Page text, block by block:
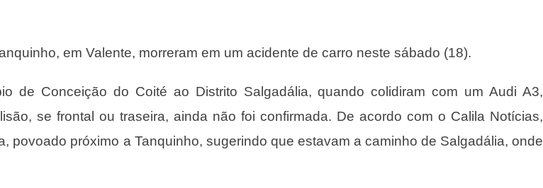
em Valente, morreram em um acidente de carro neste sábado (18).
de Conceição do Coité ao Distrito Salgadália, quando colidiram com um Audi A3,
se frontal ou traseira, ainda não foi confirmada. De acordo com o Calila Notícias,
povoado próximo a Tanquinho, sugerindo que estavam a caminho de Salgadália, onde